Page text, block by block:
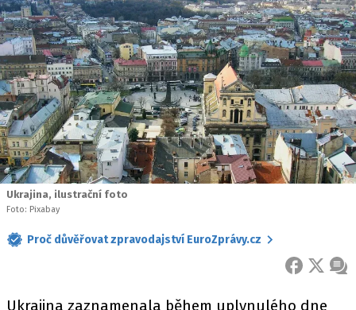
Ukrajina, ilustrační foto
Foto: Pixabay
Proč důvěřovat zpravodajství EuroZprávy.cz
FACEBOOK
X
Ukrajina zaznamenala během uplynulého dne